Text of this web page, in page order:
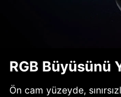
RGB Büyüsünü
Ön cam yüzeyde,